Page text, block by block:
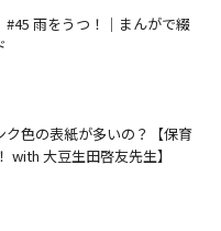
がで綴
ク色の表紙が多いの？【保育
with 大豆生田啓友先生】